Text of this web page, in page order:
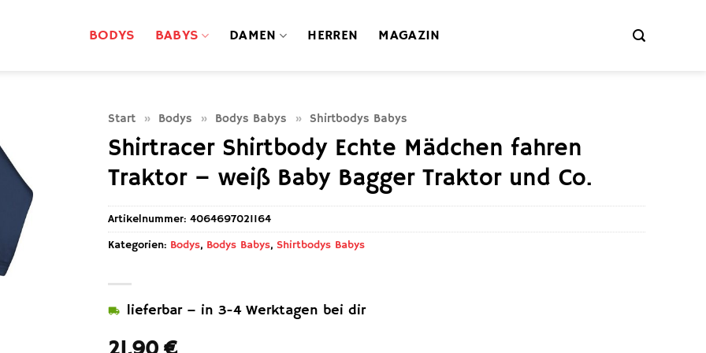
BODYS BABYS DAMEN HERREN MAGAZIN
Start » Bodys » Bodys Babys » Shirtbodys Babys
Shirtracer Shirtbody Echte Mädchen fahren
Traktor – weiß Baby Bagger Traktor und Co.
lieferbar – in 3-4 Werktagen bei dir
Artikelnummer:4064697021164
Kategorien: Bodys, Bodys Babys, Shirtbodys Babys